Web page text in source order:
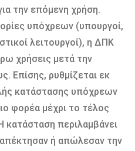
την επόμενη χρήση.
υπόχρεων (υπουργοί,
λειτουργοί), η ΔΠΚ
χρήσεις μετά την
Επίσης, ρυθμίζεται εκ
κατάστασης υπόχρεων
φορέα μέχρι το τέλος
κατάσταση περιλαμβάνει
ή απώλεσαν την